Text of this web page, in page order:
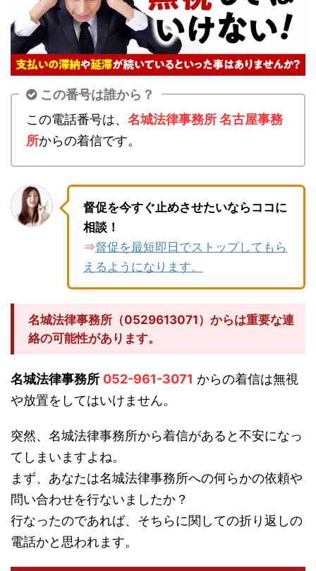
この番号は誰から？
この電話番号は、 名城法律事務所 名古屋事務
所からの着信です。
督促を今すぐ止めさせたいならココに
相談！
⇒督促を最短即日でストップしてもら
えるようになります。
名城法律事務所（0529613071）からは重要な連
絡の可能性があります。
名城法律事務所 052-961-3071 からの着信は無視
や放置をしてはいけません。
突然、名城法律事務所から着信があると不安になっ
てしまいますよね。
まず、あなたは名城法律事務所への何らかの依頼や
問い合わせを行ないましたか？
行なったのであれば、そちらに関しての折り返しの
電話かと思われます。